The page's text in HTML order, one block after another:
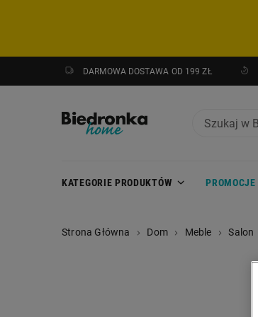
DARMOWA DOSTAWA OD 199 ZŁ
KATEGORIE PRODUKTÓW PROMOCJE
Strona Główna Dom Meble Salon